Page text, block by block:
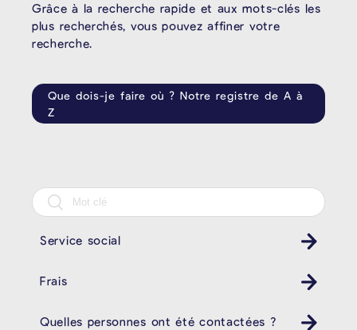
Grâce à la recherche rapide et aux mots-clés les
plus recherchés, vous pouvez affiner votre
recherche.
Que dois-je faire où ? Notre registre de A à
Z
Service social
Frais
Quelles personnes ont été contactées ?